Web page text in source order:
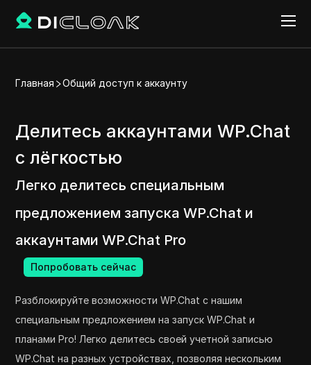
Главная Общий доступ к аккаунту
Делитесь аккаунтами WP.Chat
с лёгкостью
Легко делитесь специальным
предложением запуска WP.Chat и
аккаунтами WP.Chat Pro
Попробовать сейчас
Разблокируйте возможности WP.Chat с нашим
специальным предложением на запуск WP.Chat и
планами Pro! Легко делитесь своей учетной записью
WP.Chat на разных устройствах, позволяя нескольким